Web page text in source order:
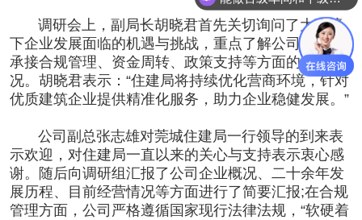
调研会上，副局长胡晓君首先关切询问了大环境
下企业发展面临的机遇与挑战，重点了解公司在项目
承接合规管理、资金周转、政策支持等方面的实际情
况。胡晓君表示：“住建局将持续优化营商环境，针对
优质建筑企业提供精准化服务，助力企业稳健发展。”
公司副总张志雄对莞城住建局一行领导的到来表
示欢迎，对住建局一直以来的关心与支持表示衷心感
谢。随后向调研组汇报了公司企业概况、二十余年发
展历程、目前经营情况等方面进行了简要汇报;在合规
管理方面，公司严格遵循国家现行法律法规，“软硬着